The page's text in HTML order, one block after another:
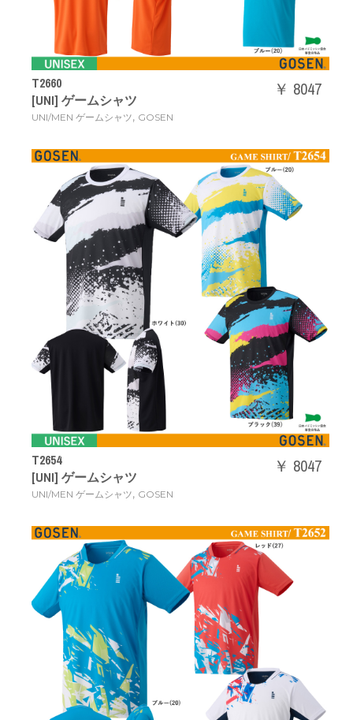
T2660
[UNI] ゲームシャツ
UNI/MEN ゲームシャツ, GOSEN
￥ 8047
T2654
[UNI] ゲームシャツ
UNI/MEN ゲームシャツ, GOSEN
￥ 8047